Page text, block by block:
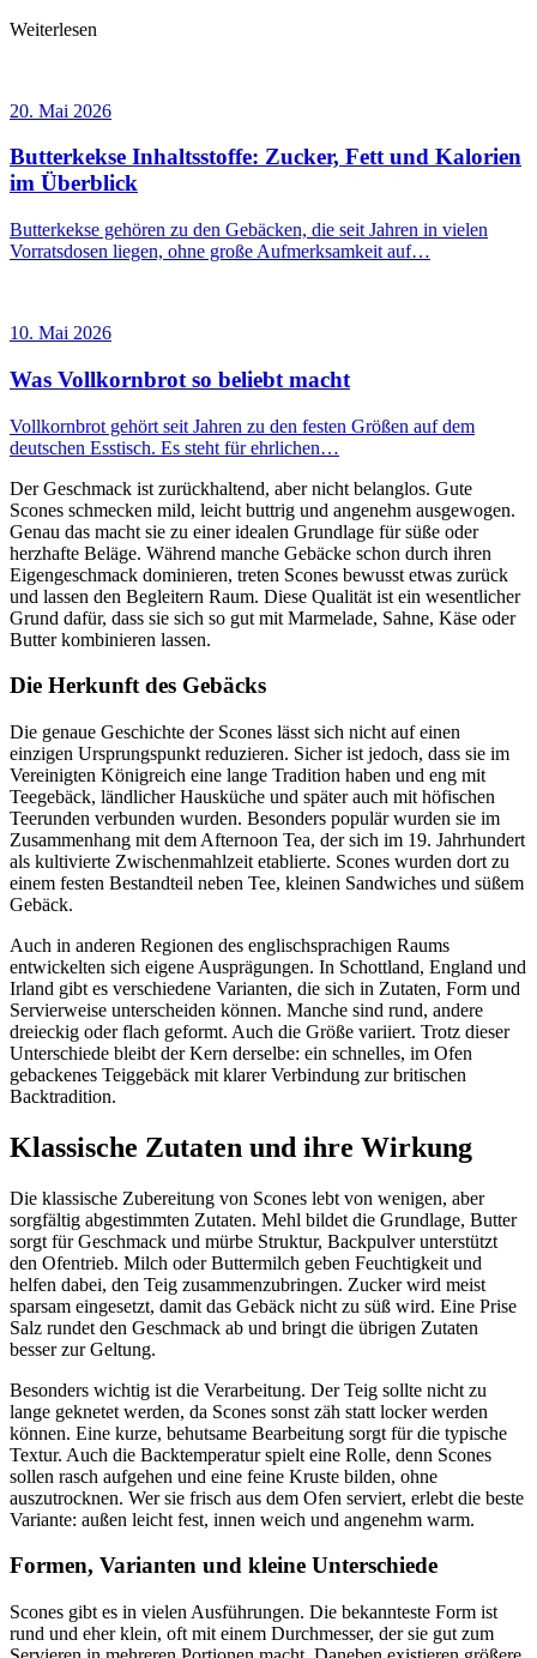
Weiterlesen
20. Mai 2026
Butterkekse Inhaltsstoffe: Zucker, Fett und Kalorien
im Überblick
Butterkekse gehören zu den Gebäcken, die seit Jahren in vielen
Vorratsdosen liegen, ohne große Aufmerksamkeit auf…
10. Mai 2026
Was Vollkornbrot so beliebt macht
Vollkornbrot gehört seit Jahren zu den festen Größen auf dem
deutschen Esstisch. Es steht für ehrlichen…
Der Geschmack ist zurückhaltend, aber nicht belanglos. Gute
Scones schmecken mild, leicht buttrig und angenehm ausgewogen.
Genau das macht sie zu einer idealen Grundlage für süße oder
herzhafte Beläge. Während manche Gebäcke schon durch ihren
Eigengeschmack dominieren, treten Scones bewusst etwas zurück
und lassen den Begleitern Raum. Diese Qualität ist ein wesentlicher
Grund dafür, dass sie sich so gut mit Marmelade, Sahne, Käse oder
Butter kombinieren lassen.
Die Herkunft des Gebäcks
Die genaue Geschichte der Scones lässt sich nicht auf einen
einzigen Ursprungspunkt reduzieren. Sicher ist jedoch, dass sie im
Vereinigten Königreich eine lange Tradition haben und eng mit
Teegebäck, ländlicher Hausküche und später auch mit höfischen
Teerunden verbunden wurden. Besonders populär wurden sie im
Zusammenhang mit dem Afternoon Tea, der sich im 19. Jahrhundert
als kultivierte Zwischenmahlzeit etablierte. Scones wurden dort zu
einem festen Bestandteil neben Tee, kleinen Sandwiches und süßem
Gebäck.
Auch in anderen Regionen des englischsprachigen Raums
entwickelten sich eigene Ausprägungen. In Schottland, England und
Irland gibt es verschiedene Varianten, die sich in Zutaten, Form und
Servierweise unterscheiden können. Manche sind rund, andere
dreieckig oder flach geformt. Auch die Größe variiert. Trotz dieser
Unterschiede bleibt der Kern derselbe: ein schnelles, im Ofen
gebackenes Teiggebäck mit klarer Verbindung zur britischen
Backtradition.
Klassische Zutaten und ihre Wirkung
Die klassische Zubereitung von Scones lebt von wenigen, aber
sorgfältig abgestimmten Zutaten. Mehl bildet die Grundlage, Butter
sorgt für Geschmack und mürbe Struktur, Backpulver unterstützt
den Ofentrieb. Milch oder Buttermilch geben Feuchtigkeit und
helfen dabei, den Teig zusammenzubringen. Zucker wird meist
sparsam eingesetzt, damit das Gebäck nicht zu süß wird. Eine Prise
Salz rundet den Geschmack ab und bringt die übrigen Zutaten
besser zur Geltung.
Besonders wichtig ist die Verarbeitung. Der Teig sollte nicht zu
lange geknetet werden, da Scones sonst zäh statt locker werden
können. Eine kurze, behutsame Bearbeitung sorgt für die typische
Textur. Auch die Backtemperatur spielt eine Rolle, denn Scones
sollen rasch aufgehen und eine feine Kruste bilden, ohne
auszutrocknen. Wer sie frisch aus dem Ofen serviert, erlebt die beste
Variante: außen leicht fest, innen weich und angenehm warm.
Formen, Varianten und kleine Unterschiede
Scones gibt es in vielen Ausführungen. Die bekannteste Form ist
rund und eher klein, oft mit einem Durchmesser, der sie gut zum